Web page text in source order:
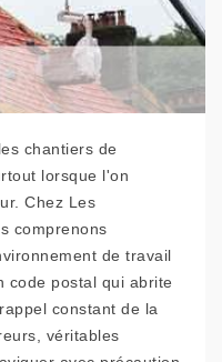
chantiers de
lorsque l'on
Chez Les
comprenons
de travail
code postal qui abrite
constant de la
véritables